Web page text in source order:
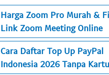
Harga Zoom Pro Murah &
Link Zoom Meeting Online
Cara Daftar Top Up PayPal
Indonesia 2026 Tanpa